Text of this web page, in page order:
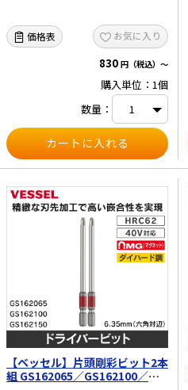
価格表 お気に入り
830 円（税込）～
購入単位：1個
数量：
【ベッセル】片頭剛彩ビット2本
組 GS162065／GS162100／